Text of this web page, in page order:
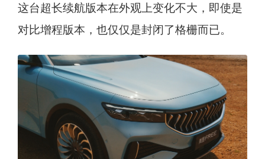
这台超长续航版本在外观上变化不大，即使是
对比增程版本，也仅仅是封闭了格栅而已。